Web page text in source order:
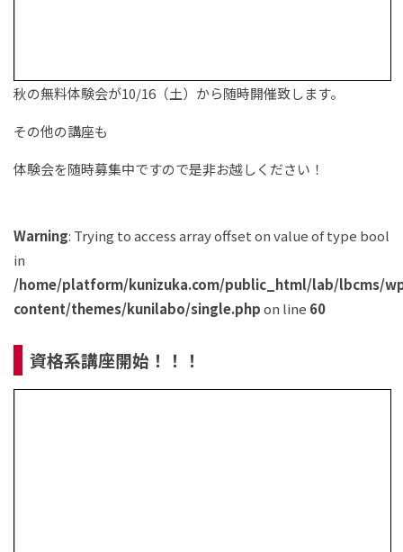
秋の無料体験会が10/16（土）から随時開催致します。
その他の講座も
体験会を随時募集中ですので是非お越しください！
Warning: Trying to access array offset on value of type bool
in
/home/platform/kunizuka.com/public_html/lab/lbcms/
content/themes/kunilabo/single.phpon line 60
資格系講座開始！！！